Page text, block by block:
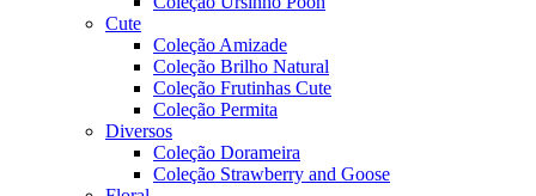
Cute
Coleção Amizade
Coleção Brilho Natural
Coleção Frutinhas Cute
Coleção Permita
Diversos
Coleção Dorameira
Coleção Strawberry and Goose